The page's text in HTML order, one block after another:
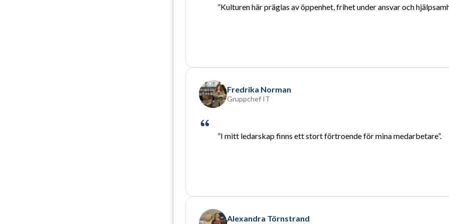
”Kulturen här präglas av öppenhet, frihet under ansvar och
Fredrika Norman
Gruppchef IT
”I mitt ledarskap finns ett stort förtroende för mina medarbetare”.
Alexandra Törnstrand